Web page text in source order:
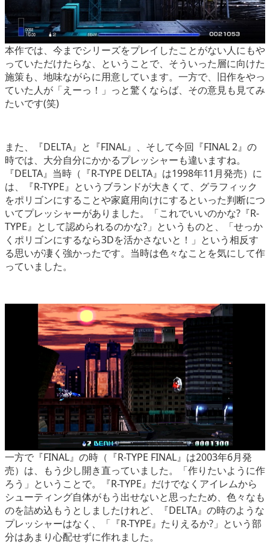
本作では、今までシリーズをプレイしたことがない人にもや
っていただけたらな、ということで、そういった層に向けた
施策も、地味ながらに用意しています。一方で、旧作をやっ
ていた人が「えーっ！」っと驚くならば、その意見も見てみ
たいです(笑)
また、『DELTA』と『FINAL』、そして今回『FINAL 2』の
時では、大分自分にかかるプレッシャーも違いますね。
『DELTA』当時（『R-TYPE DELTA』は1998年11月発売）に
は、『R-TYPE』というブランドが大きくて、グラフィック
をポリゴンにすることや家庭用向けにするといった判断につ
いてプレッシャーがありました。「これでいいのかな?『R-
TYPE』として認められるのかな?」というものと、「せっか
くポリゴンにするなら3Dを活かさないと！」という相反す
る思いが凄く強かったです。当時は色々なことを気にして作
っていました。
一方で『FINAL』の時（『R-TYPE FINAL』は2003年6月発
売）は、もう少し開き直っていました。「作りたいように作
ろう」ということで。『R-TYPE』だけでなくアイレムから
シューティング自体がもう出せないと思ったため、色々なも
のを詰め込もうとしましたけれど、『DELTA』の時のような
プレッシャーはなく、「『R-TYPE』たりえるか?」という部
分はあまり心配せずに作れました。